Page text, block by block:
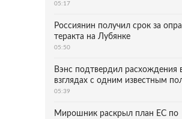
05:17
Россиянин получил срок за
теракта на Лубянке
05:50
Вэнс подтвердил расхождения
взглядах с одним известным
05:39
Мирошник раскрыл план ЕС по